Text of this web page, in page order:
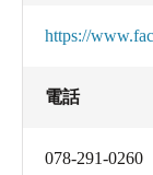
https://
電話
078-291-0260